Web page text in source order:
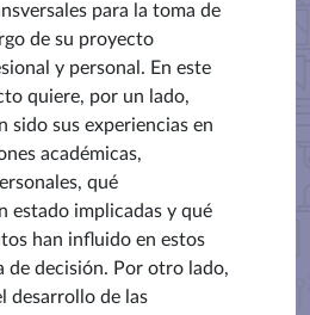
para la toma de
de su proyecto
y personal. En este
quiere, por un lado,
sido sus experiencias en
académicas,
qué
estado implicadas y qué
han influido en estos
de decisión. Por otro lado,
desarrollo de las